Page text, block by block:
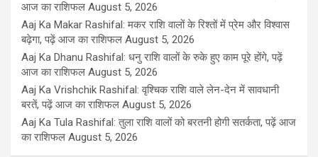
आज का राशिफल August 5, 2026
Aaj Ka Makar Rashifal: मकर राशि वालों के रिश्तों में प्रेम और विश्वास
बढ़ेगा, पढ़ें आज का राशिफल August 5, 2026
Aaj Ka Dhanu Rashifal: धनु राशि वालों के रुके हुए काम पूरे होंगे, पढ़ें
आज का राशिफल August 5, 2026
Aaj Ka Vrishchik Rashifal: वृश्चिक राशि वाले लेन-देन में सावधानी
बरतें, पढ़ें आज का राशिफल August 5, 2026
Aaj Ka Tula Rashifal: तुला राशि वालों को बरतनी होगी सतर्कता, पढ़ें आज
का राशिफल August 5, 2026